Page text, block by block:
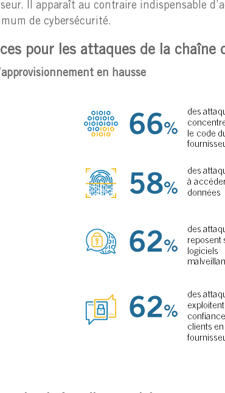
Il apparaît au contraire indispensable
de cybersécurité.
pour les attaques de la chaîne
en hausse